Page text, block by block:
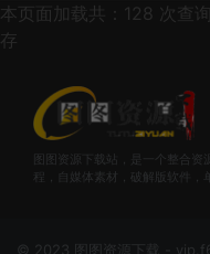
本页面加载共：128 次查
存
图图资源下载站，是一个整合资
程，自媒体素材，破解版软件，
© 2023 图图资源下载 -